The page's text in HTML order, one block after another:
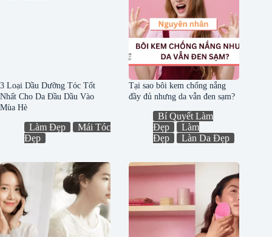
3 Loại Dầu Dưỡng Tóc Tốt
Nhất Cho Da Đầu Dầu Vào
Mùa Hè
Làm Đẹp
Mái Tóc
Đẹp
Tại sao bôi kem chống nắng
đầy đủ nhưng da vẫn đen sạm?
Bí Quyết Làm
Đẹp
Làm
Đẹp
Làn Da Đẹp